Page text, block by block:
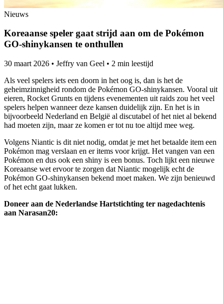
Nieuws
Koreaanse speler gaat strijd aan om de Pokémon
GO-shinykansen te onthullen
30 maart 2026 • Jeffry van Geel • 2 min leestijd
Als veel spelers iets een doorn in het oog is, dan is het de
geheimzinnigheid rondom de Pokémon GO-shinykansen. Vooral uit
eieren, Rocket Grunts en tijdens evenementen uit raids zou het veel
spelers helpen wanneer deze kansen duidelijk zijn. En het is in
bijvoorbeeld Nederland en België al discutabel of het niet al bekend
had moeten zijn, maar ze komen er tot nu toe altijd mee weg.
Volgens Niantic is dit niet nodig, omdat je met het betaalde item een
Pokémon mag verslaan en er items voor krijgt. Het vangen van een
Pokémon en dus ook een shiny is een bonus. Toch lijkt een nieuwe
Koreaanse wet ervoor te zorgen dat Niantic mogelijk echt de
Pokémon GO-shinykansen bekend moet maken. We zijn benieuwd
of het echt gaat lukken.
Doneer aan de Nederlandse Hartstichting ter nagedachtenis
aan Narasan20: